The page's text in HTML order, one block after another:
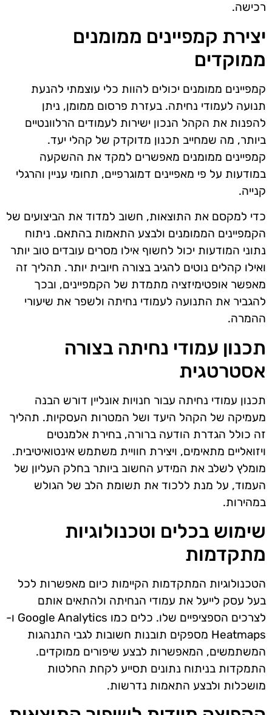
רכישה.
יצירת קמפיינים ממומנים
ממוקדים
קמפיינים ממומנים יכולים להוות כלי עוצמתי להנעת
תנועה לעמודי נחיתה. בעזרת פרסום ממומן, ניתן
להפנות את הקהל הנכון ישירות לעמודים הרלוונטיים
ביותר, מה שמחייב תכנון מדוקדק של קהלי יעד.
קמפיינים ממומנים מאפשרים למקד את ההשקעה
במודעות על פי מאפיינים דמוגרפיים, תחומי עניין והרגלי
קנייה.
כדי למקסם את התוצאות, חשוב למדוד את הביצועים של
הקמפיינים הממומנים ולבצע התאמות בהתאם. ניתוח
נתוני המודעות יכול לחשוף אילו מסרים עובדים טוב יותר
ואילו קהלים נוטים להגיב בצורה חיובית יותר. תהליך זה
מאפשר אופטימיזציה מתמדת של הקמפיינים, ובכך
להגביר את התנועה לעמודי נחיתה ולשפר את שיעורי
ההמרה.
תכנון עמודי נחיתה בצורה
אסטרטגית
תכנון עמודי נחיתה עבור חנויות אונליין דורש הבנה
מעמיקה של הקהל היעד ושל המטרות העסקיות. תהליך
זה כולל הגדרת הודעה ברורה, בחירת אלמנטים
ויזואליים מתאימים, ויצירת חוויית משתמש אינטואיטיבית.
מומלץ לשלב את המידע החשוב ביותר בחלק העליון של
העמוד, על מנת ללכוד את תשומת הלב של הגולש
במהירות.
שימוש בכלים וטכנולוגיות
מתקדמות
הטכנולוגיות המתקדמות הקיימות כיום מאפשרות לכל
בעל עסק לייעל את עמודי הנחיתה ולהתאים אותם
לצרכים הספציפיים שלו. כלים כמו Google Analytics ו-
Heatmaps מספקים תובנות חשובות לגבי התנהגות
המשתמשים, המאפשרות לבצע שיפורים ממוקדים.
התמקדות בניתוח נתונים תסייע לקחת החלטות
מושכלות ולבצע התאמות נדרשות.